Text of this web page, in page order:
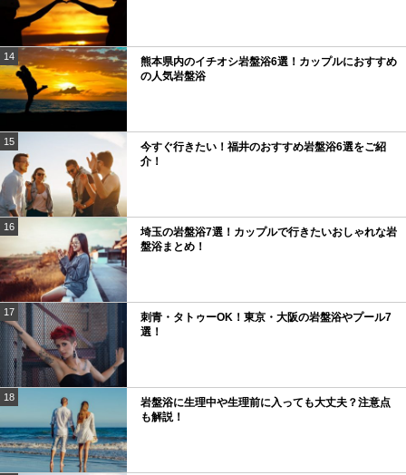
14
熊本県内のイチオシ岩盤浴6選！カップルにおすすめ
の人気岩盤浴
15
今すぐ行きたい！福井のおすすめ岩盤浴6選をご紹
介！
16
埼玉の岩盤浴7選！カップルで行きたいおしゃれな岩
盤浴まとめ！
17
刺青・タトゥーOK！東京・大阪の岩盤浴やプール7
選！
18
岩盤浴に生理中や生理前に入っても大丈夫？注意点
も解説！